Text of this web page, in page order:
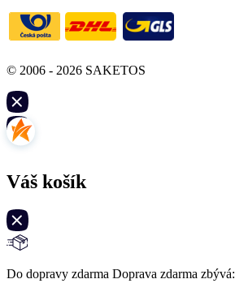
© 2006 - 2026 SAKETOS
Váš košík
Do dopravy zdarma Doprava zdarma zbývá: